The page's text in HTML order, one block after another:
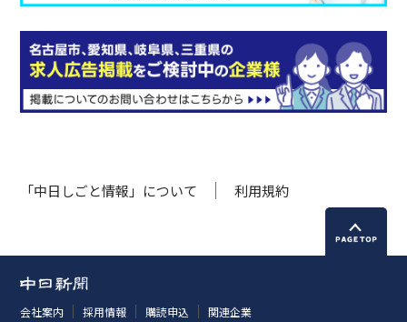
「中日しごと情報」について 利用規約
会社案内 採用情報 購読申込 関連企業